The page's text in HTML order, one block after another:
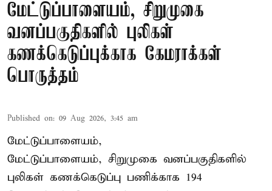
மேட்டுப்பாளையம், சிறுமுகை
வனப்பகுதிகளில் புலிகள்
கணக்கெடுப்புக்காக கேமராக்கள்
பொருத்தம்
Published on: 09 Aug 2026, 3:45 am
மேட்டுப்பாளையம்,
மேட்டுப்பாளையம், சிறுமுகை வனப்பகுதிகளில்
புலிகள் கணக்கெடுப்பு பணிக்காக 194